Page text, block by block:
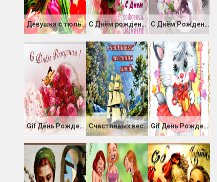
Девушка с тюльпанами С Днём рождения, мамочка С Днём Рождения анимашка
Gif День Рождения Счастливых весенних дней Gif День Рождения